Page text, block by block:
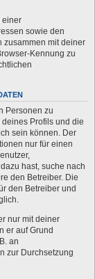
einer
sowie den
zusammen mit deiner
Kennung zu
Personen zu
Profils und die
sein können. Der
nur für einen
hast, suche nach
den Betreiber. Die
den Betreiber und
nur mit deiner
er auf Grund
an
zur Durchsetzung